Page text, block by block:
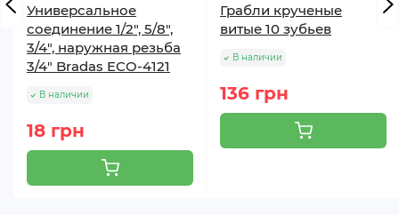
Универсальное
соединение 1/2", 5/8",
3/4", наружная резьба
3/4" Bradas ECO-4121
В наличии
18 грн
Грабли крученые
витые 10 зубьев
В наличии
136 грн